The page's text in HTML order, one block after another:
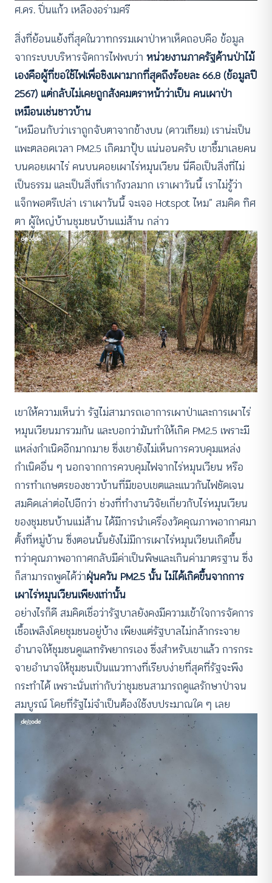
ศ.ดร. ปิ่นแก้ว เหลืองอร่ามศรี
สิ่งที่ย้อนแย้งที่สุดในวาทกรรมเผาป่าหาเห็ดถอบคือ ข้อมูล
จากระบบบริหารจัดการไฟพบว่า หน่วยงานภาครัฐด้านป่าไม้
เองคือผู้ที่ขอใช้ไฟเพื่อชิงเผามากที่สุดถึงร้อยละ 66.8 (ข้อมูลปี
2567) แต่กลับไม่เคยถูกสังคมตราหน้าว่าเป็น คนเผาป่า
เหมือนเช่นชาวบ้าน
“เหมือนกับว่าเราถูกจับตาจากข้างบน (ดาวเทียม) เราน่ะเป็น
แพะตลอดเวลา PM2.5 เกิดมาปุ้บ แน่นอนครับ เขาชี้มาเลยคน
บนดอยเผาไร่ คนบนดอยเผาไร่หมุนเวียน นี่คือเป็นสิ่งที่ไม่
เป็นธรรม และเป็นสิ่งที่เรากังวลมาก เราเผาวันนี้ เราไม่รู้ว่า
แจ็กพอตรึเปล่า เราเผาวันนี้ จะเจอ Hotspot ไหม” สมคิด ทิศ
ตา ผู้ใหญ่บ้านชุมชนบ้านแม่ส้าน กล่าว
เขาให้ความเห็นว่า รัฐไม่สามารถเอาการเผาป่าและการเผาไร่
หมุนเวียนมารวมกัน และบอกว่ามันทำให้เกิด PM2.5 เพราะมี
แหล่งกำเนิดอีกมากมาย ซึ่งเขายังไม่เห็นการควบคุมแหล่ง
กำเนิดอื่น ๆ นอกจากการควบคุมไฟจากไร่หมุนเวียน หรือ
การทำเกษตรของชาวบ้านที่มีขอบเขตและแนวกันไฟชัดเจน
สมคิดเล่าต่อไปอีกว่า ช่วงที่ทำงานวิจัยเกี่ยวกับไร่หมุนเวียน
ของชุมชนบ้านแม่ส้าน ได้มีการนำเครื่องวัดคุณภาพอากาศมา
ตั้งที่หมู่บ้าน ซึ่งตอนนั้นยังไม่มีการเผาไร่หมุนเวียนเกิดขึ้น
ทว่าคุณภาพอากาศกลับมีค่าเป็นพิษและเกินค่ามาตรฐาน ซึ่ง
ก็สามารถพูดได้ว่าฝุ่นควัน PM2.5 นั้น ไม่ได้เกิดขึ้นจากการ
เผาไร่หมุนเวียนเพียงเท่านั้น
อย่างไรก็ดี สมคิดเชื่อว่ารัฐบาลยังคงมีความเข้าใจการจัดการ
เชื้อเพลิงโดยชุมชนอยู่บ้าง เพียงแต่รัฐบาลไม่กล้ากระจาย
อำนาจให้ชุมชนดูแลทรัพยากรเอง ซึ่งสำหรับเขาแล้ว การกระ
จายอำนาจให้ชุมชนเป็นแนวทางที่เรียบง่ายที่สุดที่รัฐจะพึง
กระทำได้ เพราะนั่นเท่ากับว่าชุมชนสามารถดูแลรักษาป่าจน
สมบูรณ์ โดยที่รัฐไม่จำเป็นต้องใช้งบประมาณใด ๆ เลย